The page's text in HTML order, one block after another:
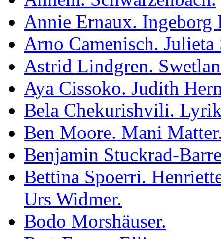
Annie Ernaux. Ingeborg
Arno Camenisch.
Astrid Lindgren.
Aya Cissoko. Judith
Bela Chekurishvili.
Ben Moore. Mani
Benjamin Stuckrad-
Bettina Spoerri.
Urs Widmer.
Bodo Morshäuser.